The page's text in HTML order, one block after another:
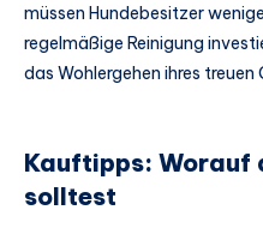
müssen Hundebesitzer
regelmäßige Reinigung
das Wohlergehen ihres
Kauftipps: Worauf
solltest